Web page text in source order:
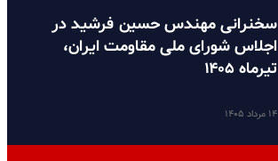
سخنرانی مهندس حسین فرشید در
اجلاس شورای ملی مقاومت ایران،
تیرماه ۱۴۰۵
۱۴ مرداد ۱۴۰۵